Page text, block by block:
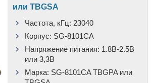
или TBGSA
Частота, кГц: 23040
Корпус: SG-8101CA
Напряжение питания: 1.8В-2.5B
или 3,3B
Марка: SG-8101CA TBGPA или